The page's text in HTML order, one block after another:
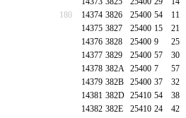
180
14374 3826 25400 54 11
14375 3827 25400 15 21
14376 3828 25400 9 25
14377 3829 25400 57 30
14378 382A 25400 7 57
14379 382B 25400 37 32
14381 382D 25410 54 38
14382 382E 25410 24 42